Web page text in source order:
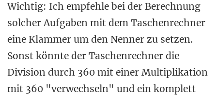
Wichtig: Ich empfehle bei der Berechnung
solcher Aufgaben mit dem Taschenrechner
eine Klammer um den Nenner zu setzen.
Sonst könnte der Taschenrechner die
Division durch 360 mit einer Multiplikation
mit 360 "verwechseln" und ein komplett